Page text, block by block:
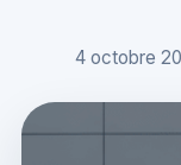
4 octobre